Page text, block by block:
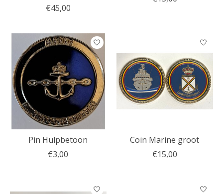
€45,00
Pin Hulpbetoon
€3,00
Coin Marine groot
€15,00